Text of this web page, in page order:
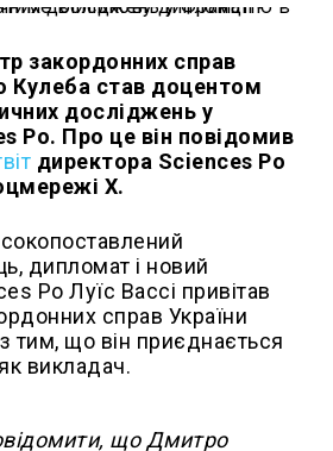
закордонних справ
Кулеба став доцентом
досліджень у
Po. Про це він повідомив
директора Sciences Po
Х.
дипломат і новий
Po Луїс Вассі привітав
справ України
тим, що він приєднається
викладач.
що Дмитро